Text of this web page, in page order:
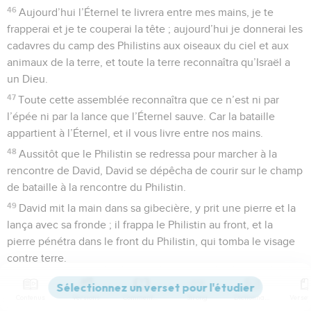
46 Aujourd’hui l’Éternel te livrera entre mes mains, je te
frapperai et je te couperai la tête ; aujourd’hui je donnerai les
cadavres du camp des Philistins aux oiseaux du ciel et aux
animaux de la terre, et toute la terre reconnaîtra qu’Israël a
un Dieu.
47 Toute cette assemblée reconnaîtra que ce n’est ni par
l’épée ni par la lance que l’Éternel sauve. Car la bataille
appartient à l’Éternel, et il vous livre entre nos mains.
48 Aussitôt que le Philistin se redressa pour marcher à la
rencontre de David, David se dépêcha de courir sur le champ
de bataille à la rencontre du Philistin.
49 David mit la main dans sa gibecière, y prit une pierre et la
lança avec sa fronde ; il frappa le Philistin au front, et la
pierre pénétra dans le front du Philistin, qui tomba le visage
contre terre.
Ainsi, avec une fronde et une pierre, David fut plus fort
que le Philistin ; il le frappa à mort, sans avoir d’épée à la
Versions Commentaires Strong